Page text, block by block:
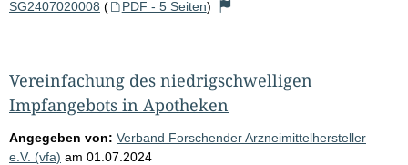
SG2407020008 ( PDF - 5 Seiten)
Vereinfachung des niedrigschwelligen
Impfangebots in Apotheken
Angegeben von: Verband Forschender Arzneimittelhersteller
e.V. (vfa) am 01.07.2024